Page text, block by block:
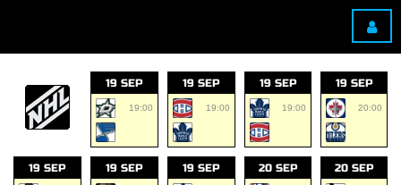
19 SEP
19:00
19 SEP
19:00
19 SEP
19:00
19 SEP
20:00
19 SEP 19 SEP 19 SEP 20 SEP 20 SEP